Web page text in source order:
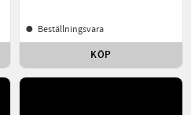
Beställningsvara
KÖP